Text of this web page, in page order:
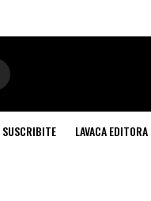
SUSCRIBITE LAVACA EDITORA